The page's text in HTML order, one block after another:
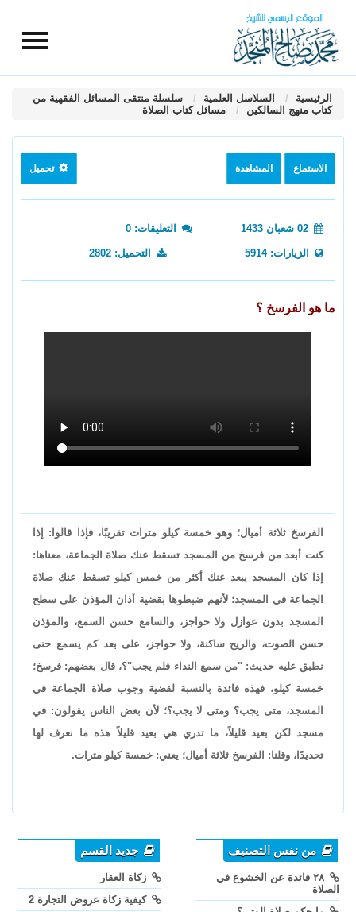
الرئيسية السلاسل العلمية
سلسلة منتقى المسائل الفقهية من
كتاب منهج السالكين
مسائل كتاب الصلاة
الاستماع المشاهدة تحميل
التعليقات: 0
الزيارات: 5914 التحميل: 2802
ما هو الفرسخ ؟
الفرسخ ثلاثة أميال؛ وهو خمسة كيلو مترات تقريبًا، فإذا قالوا: إذا
كنت أبعد من فرسخ من المسجد تسقط عنك صلاة الجماعة، معناها:
إذا كان المسجد يبعد عنك أكثر من خمس كيلو تسقط عنك صلاة
الجماعة في المسجد؛ لأنهم ضبطوها بقضية أذان المؤذن على سطح
المسجد بدون عوازل ولا حواجز، والسامع حسن السمع، والمؤذن
حسن الصوت، والريح ساكنة، ولا حواجز، على بعد كم يسمع حتى
نطبق عليه حديث: "من سمع النداء فلم يجب"؟، قال بعضهم: فرسخ؛
خمسة كيلو، فهذه فائدة بالنسبة لقضية وجوب صلاة الجماعة في
المسجد، متى يجب؟ ومتى لا يجب؟؛ لأن بعض الناس يقولون: في
مسجد لكن بعيد قليلاً، ما تدري هي بعيد قليلاً هذه ما نعرف لها
تحديدًا، وقلنا: الفرسخ ثلاثة أميال؛ يعني: خمسة كيلو مترات.
من نفس التصنيف
٢٨ فائدة عن الخشوع في
الصلاة
جديد القسم
زكاة العقار
كيفية زكاة عروض التجارة 2